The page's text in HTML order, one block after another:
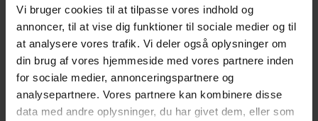
Vi bruger cookies til at tilpasse vores indhold og
annoncer, til at vise dig funktioner til sociale medier og til
at analysere vores trafik. Vi deler også oplysninger om
din brug af vores hjemmeside med vores partnere inden
for sociale medier, annonceringspartnere og
analysepartnere. Vores partnere kan kombinere disse
data med andre oplysninger, du har givet dem, eller som
Betalingsmuligheder
Sikker Og Tryg E-Handel